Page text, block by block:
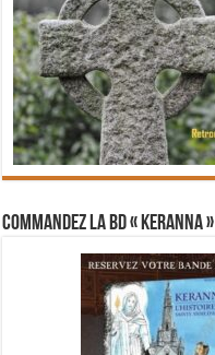
Commandez la BD « Keranna »